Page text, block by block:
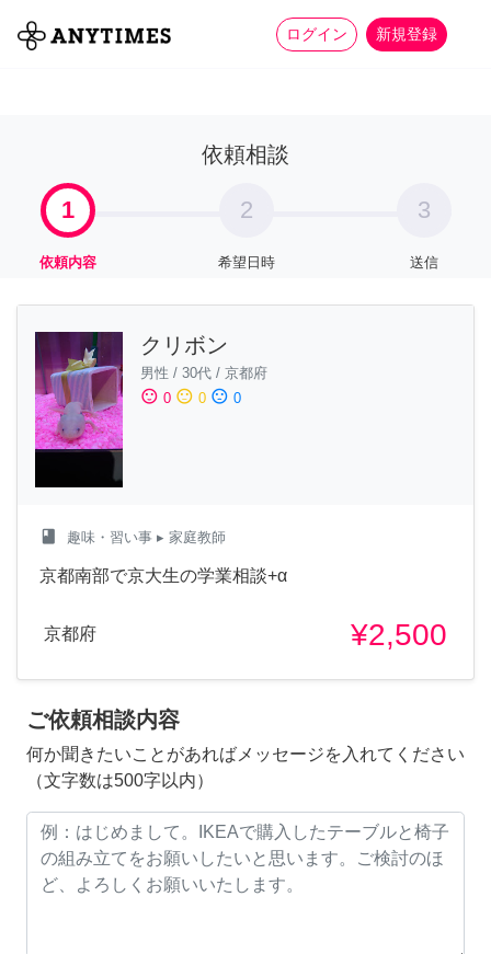
ログイン 新規登録
全て 家事 more_horiz
依頼相談
1
依頼内容
2
希望日時
3
送信
クリボン
男性 / 30代 / 京都府
sentiment_satisfied 0 sentiment_neutral 0 sentiment_dissatisfied 0
class 趣味・習い事 ▸ 家庭教師
京都南部で京大生の学業相談+α
京都府 ¥2,500
ご依頼相談内容
何か聞きたいことがあればメッセージを入れてください
（文字数は500字以内）